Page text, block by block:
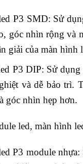
P3 SMD: Sử
góc nhìn rộng và
giải của màn
P3 DIP: Sử dụng
và dễ bảo trì.
góc nhìn hẹp hơn.
led, màn hình
P3 module